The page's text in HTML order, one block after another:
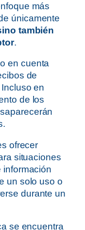
más
únicamente
también
.
en cuenta
de
en
de los
ofrecer
situaciones
información
un solo uso o
durante un
se encuentra